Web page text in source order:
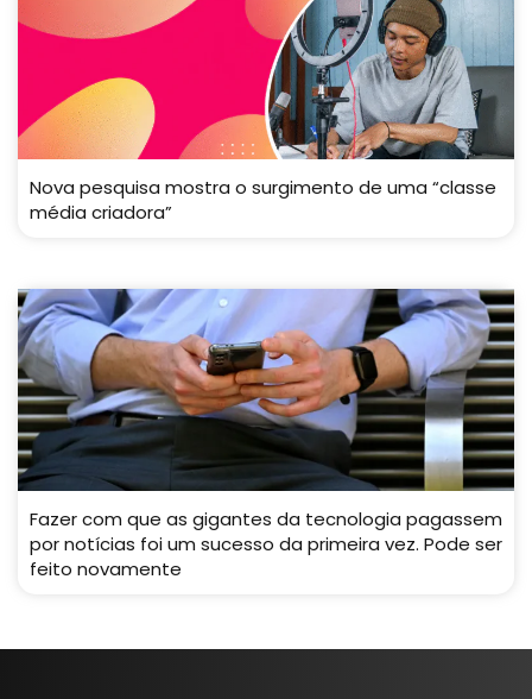
Nova pesquisa mostra o surgimento de uma “classe
média criadora”
Fazer com que as gigantes da tecnologia pagassem
por notícias foi um sucesso da primeira vez. Pode ser
feito novamente